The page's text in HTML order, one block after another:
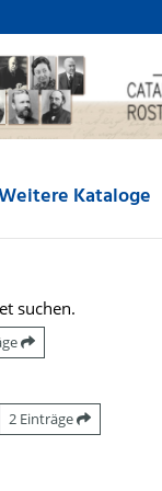
Kataloge
suchen.
2 Einträge